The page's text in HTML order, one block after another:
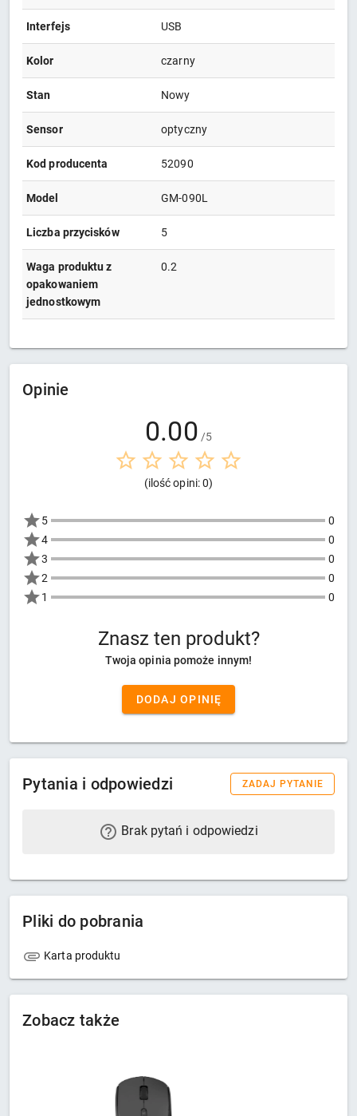
Interfejs USB
Kolor czarny
Stan Nowy
Sensor optyczny
Kod producenta 52090
Model GM-090L
Liczba przycisków 5
Waga produktu z
opakowaniem
jednostkowym
0.2
Opinie
0.00 /5
(ilość opini: 0)
5
0
4
0
3
0
2
0
1
0
Znasz ten produkt?
Twoja opinia pomoże innym!
DODAJ OPINIĘ
Pytania i odpowiedzi ZADAJ PYTANIE
Brak pytań i odpowiedzi
Pliki do pobrania
Karta produktu
Zobacz także